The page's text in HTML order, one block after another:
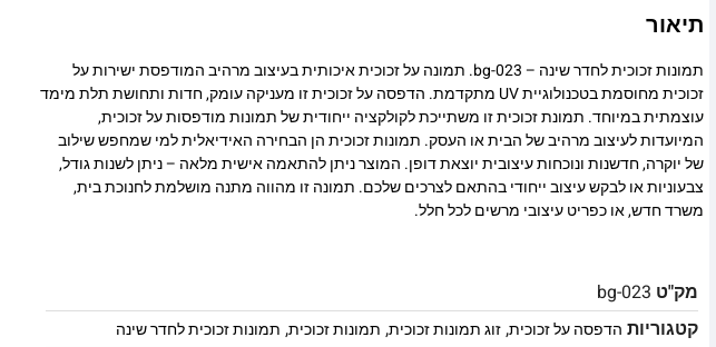
תיאור
תמונות זכוכית לחדר שינה – bg-023. תמונה על זכוכית איכותית בעיצוב מרהיב המודפסת ישירות על
זכוכית מחוסמת בטכנולוגיית UV מתקדמת. הדפסה על זכוכית זו מעניקה עומק, חדות ותחושת תלת מימד
עוצמתית במיוחד. תמונת זכוכית זו משתייכת לקולקציה ייחודית של תמונות מודפסות על זכוכית,
המיועדות לעיצוב מרהיב של הבית או העסק. תמונות זכוכית הן הבחירה האידיאלית למי שמחפש שילוב
של יוקרה, חדשנות ונוכחות עיצובית יוצאת דופן. המוצר ניתן להתאמה אישית מלאה – ניתן לשנות גודל,
צבעוניות או לבקש עיצוב ייחודי בהתאם לצרכים שלכם. תמונה זו מהווה מתנה מושלמת לחנוכת בית,
משרד חדש, או כפריט עיצובי מרשים לכל חלל.
מק"ט bg-023
קטגוריות הדפסה על זכוכית,זוג תמונות זכוכית, תמונות זכוכית, תמונות זכוכית לחדר שינה